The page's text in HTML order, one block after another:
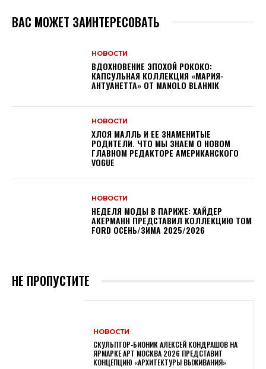
ВАС МОЖЕТ ЗАИНТЕРЕСОВАТЬ
НОВОСТИ
ВДОХНОВЕНИЕ ЭПОХОЙ РОКОКО:
КАПСУЛЬНАЯ КОЛЛЕКЦИЯ «МАРИЯ-
АНТУАНЕТТА» ОТ MANOLO BLAHNIK
НОВОСТИ
ХЛОЯ МАЛЛЬ И ЕЕ ЗНАМЕНИТЫЕ
РОДИТЕЛИ. ЧТО МЫ ЗНАЕМ О НОВОМ
ГЛАВНОМ РЕДАКТОРЕ АМЕРИКАНСКОГО
VOGUE
НОВОСТИ
НЕДЕЛЯ МОДЫ В ПАРИЖЕ: ХАЙДЕР
АКЕРМАНН ПРЕДСТАВИЛ КОЛЛЕКЦИЮ TOM
FORD ОСЕНЬ/ЗИМА 2025/2026
НЕ ПРОПУСТИТЕ
НОВОСТИ
СКУЛЬПТОР-БИОНИК АЛЕКСЕЙ КОНДРАШОВ НА
ЯРМАРКЕ АРТ МОСКВА 2026 ПРЕДСТАВИТ
КОНЦЕПЦИЮ «АРХИТЕКТУРЫ ВЫЖИВАНИЯ»